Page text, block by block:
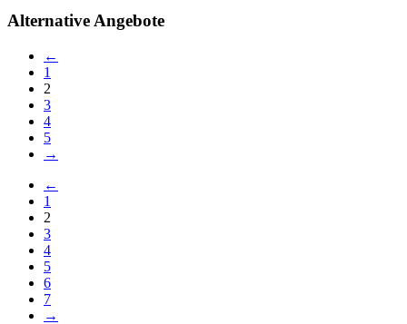
Alternative Angebote
←
1
2
3
4
5
→
←
1
2
3
4
5
6
7
→